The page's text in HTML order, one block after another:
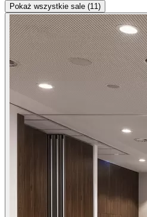
Pokaż wszystkie sale (11)